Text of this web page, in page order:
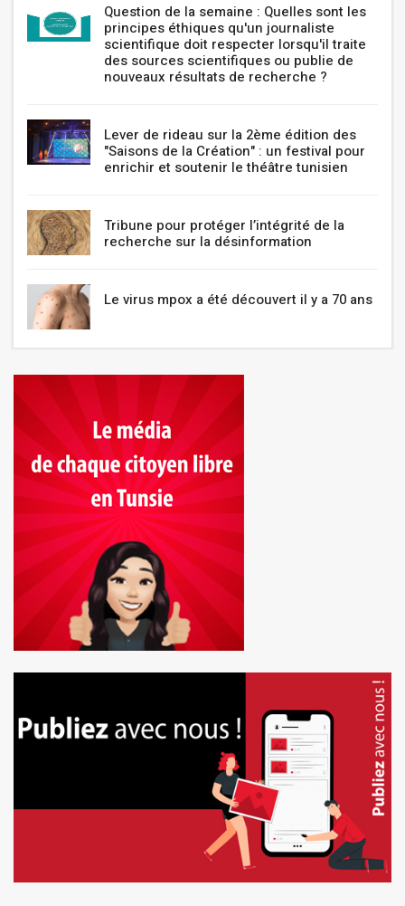
Question de la semaine : Quelles sont les
principes éthiques qu'un journaliste
scientifique doit respecter lorsqu'il traite
des sources scientifiques ou publie de
nouveaux résultats de recherche ?
Lever de rideau sur la 2ème édition des
"Saisons de la Création" : un festival pour
enrichir et soutenir le théâtre tunisien
Tribune pour protéger l’intégrité de la
recherche sur la désinformation
Le virus mpox a été découvert il y a 70 ans